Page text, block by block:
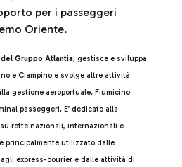
per i passeggeri
Oriente.
Gruppo Atlantia, gestisce e sviluppa
e Ciampino e svolge altre attività
gestione aeroportuale. Fiumicino
passeggeri. E’ dedicato alla
rotte nazionali, internazionali e
principalmente utilizzato dalle
express-courier e dalle attività di